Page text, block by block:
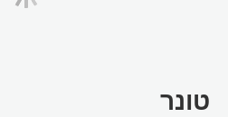
טונר